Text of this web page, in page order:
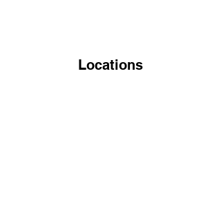
Locations